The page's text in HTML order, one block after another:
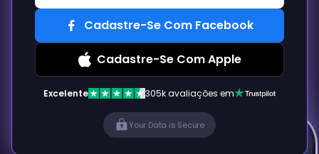
Cadastre-Se Com Facebook
Cadastre-Se Com Apple
Excelente 305k avaliações em
Your Data is Secure